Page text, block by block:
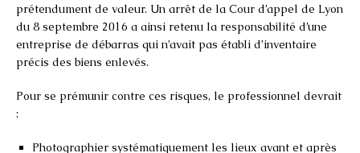
prétendument de valeur. Un arrêt de la Cour d’appel de Lyon
du 8 septembre 2016 a ainsi retenu la responsabilité d’une
entreprise de débarras qui n’avait pas établi d’inventaire
précis des biens enlevés.
Pour se prémunir contre ces risques, le professionnel devrait
:
Photographier systématiquement les lieux avant et après